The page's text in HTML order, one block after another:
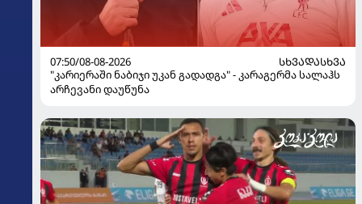
07:50/08-08-2026
ᲡᲮᲕᲐᲓᲐᲡᲮᲕᲐ
"კარიერაში ნაბიჯი უკან გადადგა" - კარაგერმა სალაჰს
არჩევანი დაუწუნა